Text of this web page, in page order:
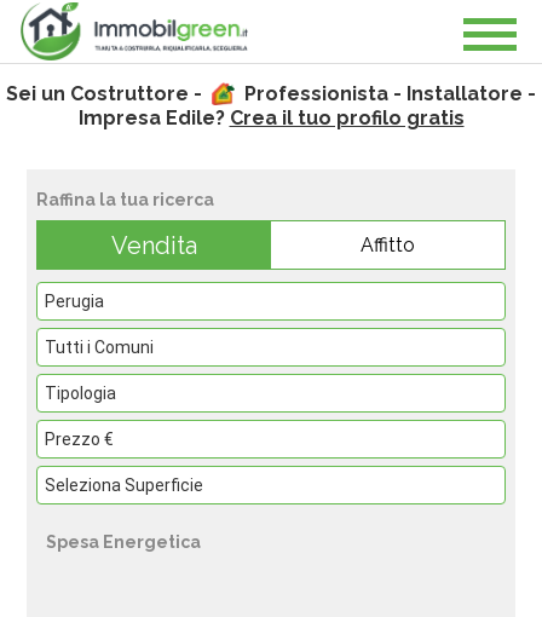
Sei un Costruttore -
Professionista - Installatore -
Impresa Edile? Crea il tuo profilo gratis
Raffina la tua ricerca
Vendita Affitto
Spesa Energetica